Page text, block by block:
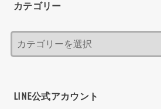
カテゴリー
LINE公式アカウント